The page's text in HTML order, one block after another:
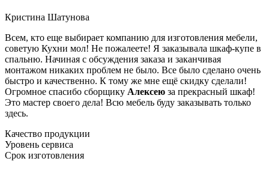
Кристина Шатунова
Всем, кто еще выбирает компанию для изготовления мебели,
советую Кухни мол! Не пожалеете! Я заказывала шкаф-купе в
спальню. Начиная с обсуждения заказа и заканчивая
монтажом никаких проблем не было. Все было сделано очень
быстро и качественно. К тому же мне ещё скидку сделали!
Огромное спасибо сборщику Алексею за прекрасный шкаф!
Это мастер своего дела! Всю мебель буду заказывать только
здесь.
Качество продукции
Уровень сервиса
Срок изготовления